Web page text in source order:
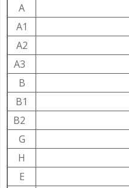
A
A1
A2
A3
B
B1
B2
G
H
E